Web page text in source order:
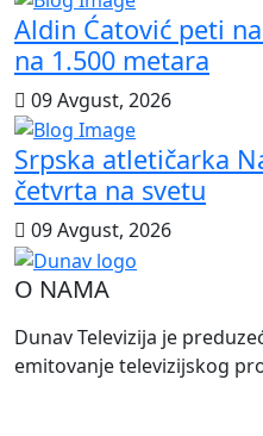
Aldin Ćatović peti
na 1.500 metara
09 Avgust, 2026
Srpska atletičarka
četvrta na svetu
09 Avgust, 2026
O NAMA
Dunav Televizija je
emitovanje televizijskog